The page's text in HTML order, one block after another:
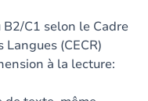
C1 selon le Cadre
(CECR)
à la lecture: